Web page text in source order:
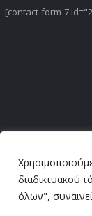
διαδικτυακού
όλων",
[contact-form-7